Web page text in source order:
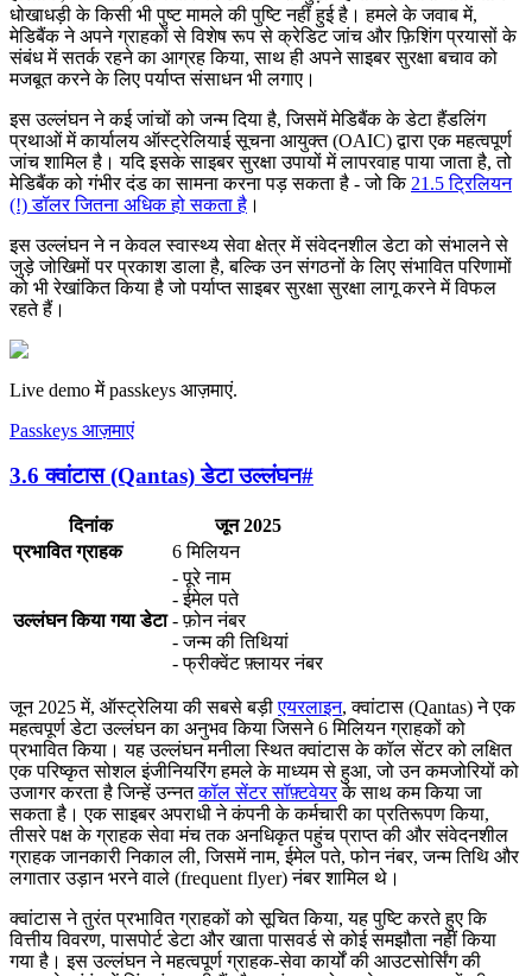
धोखाधड़ी के किसी भी पुष्ट मामले की पुष्टि नहीं हुई है। हमले के जवाब में,
मेडिबैंक ने अपने ग्राहकों से विशेष रूप से क्रेडिट जांच और फ़िशिंग प्रयासों के
संबंध में सतर्क रहने का आग्रह किया, साथ ही अपने साइबर सुरक्षा बचाव को
मजबूत करने के लिए पर्याप्त संसाधन भी लगाए।
इस उल्लंघन ने कई जांचों को जन्म दिया है, जिसमें मेडिबैंक के डेटा हैंडलिंग
प्रथाओं में कार्यालय ऑस्ट्रेलियाई सूचना आयुक्त (OAIC) द्वारा एक महत्वपूर्ण
जांच शामिल है। यदि इसके साइबर सुरक्षा उपायों में लापरवाह पाया जाता है, तो
मेडिबैंक को गंभीर दंड का सामना करना पड़ सकता है - जो कि 21.5 ट्रिलियन
(!) डॉलर जितना अधिक हो सकता है ।
इस उल्लंघन ने न केवल स्वास्थ्य सेवा क्षेत्र में संवेदनशील डेटा को संभालने से
जुड़े जोखिमों पर प्रकाश डाला है, बल्कि उन संगठनों के लिए संभावित परिणामों
को भी रेखांकित किया है जो पर्याप्त साइबर सुरक्षा सुरक्षा लागू करने में विफल
रहते हैं।
Live demo में passkeys आज़माएं.
Passkeys आज़माएं
3.6 क्वांटास (Qantas) डेटा उल्लंघन#
दिनांक
जून 2025
प्रभावित ग्राहक
6 मिलियन
उल्लंघन किया गया डेटा
- पूरे नाम
- ईमेल पते
- फ़ोन नंबर
- जन्म की तिथियां
- फ्रीक्वेंट फ़्लायर नंबर
जून 2025 में, ऑस्ट्रेलिया की सबसे बड़ीएयरलाइन, क्वांटास (Qantas) ने एक
महत्वपूर्ण डेटा उल्लंघन का अनुभव किया जिसने 6 मिलियन ग्राहकों को
प्रभावित किया। यह उल्लंघन मनीला स्थित क्वांटास के कॉल सेंटर को लक्षित
एक परिष्कृत सोशल इंजीनियरिंग हमले के माध्यम से हुआ, जो उन कमजोरियों को
उजागर करता है जिन्हें उन्नतकॉल सेंटर सॉफ़्टवेयरके साथ कम किया जा
सकता है। एक साइबर अपराधी ने कंपनी के कर्मचारी का प्रतिरूपण किया,
तीसरे पक्ष के ग्राहक सेवा मंच तक अनधिकृत पहुंच प्राप्त की और संवेदनशील
ग्राहक जानकारी निकाल ली, जिसमें नाम, ईमेल पते, फोन नंबर, जन्म तिथि और
लगातार उड़ान भरने वाले (frequent flyer) नंबर शामिल थे।
क्वांटास ने तुरंत प्रभावित ग्राहकों को सूचित किया, यह पुष्टि करते हुए कि
वित्तीय विवरण, पासपोर्ट डेटा और खाता पासवर्ड से कोई समझौता नहीं किया
गया है। इस उल्लंघन ने महत्वपूर्ण ग्राहक-सेवा कार्यों की आउटसोर्सिंग की